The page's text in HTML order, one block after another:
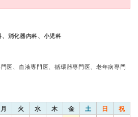
消化器内科、小児科
医、血液専門医、循環器専門医、老年病専門
月 火 水 木 金 土 日 祝